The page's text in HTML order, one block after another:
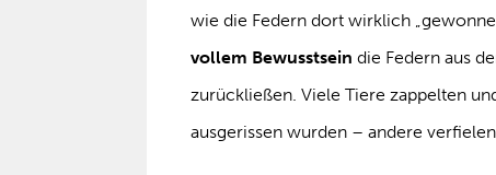
wie die Federn dort wirklich
vollem Bewusstsein die Federn aus
zurückließen. Viele Tiere zappelten
ausgerissen wurden – andere